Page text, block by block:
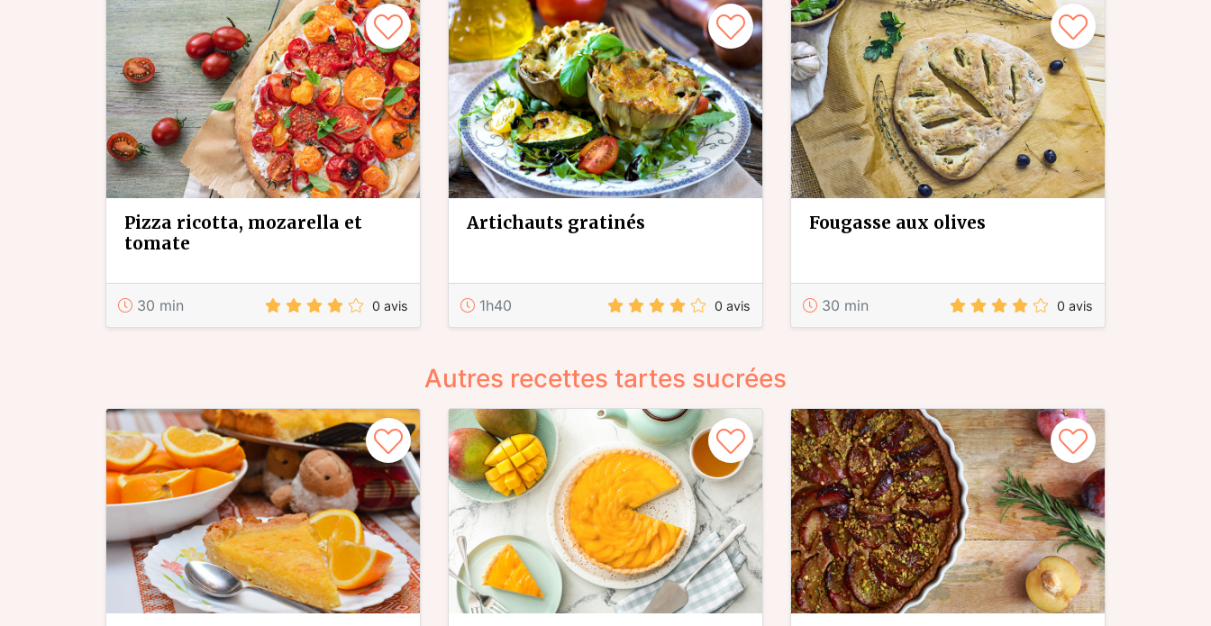
pizza ricotta, mozarella et
tomate
30 min 0 avis
artichauts gratinés
1h40 0 avis
fougasse aux olives
30 min 0 avis
Autres recettes tartes sucrées